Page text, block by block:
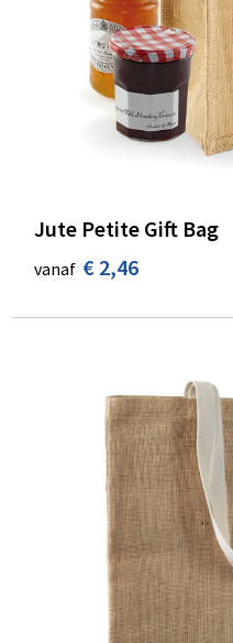
Jute Petite Gift Bag
vanaf € 2,46